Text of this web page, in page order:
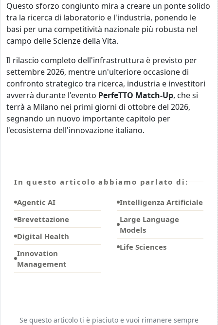
Questo sforzo congiunto mira a creare un ponte solido
tra la ricerca di laboratorio e l'industria, ponendo le
basi per una competitività nazionale più robusta nel
campo delle Scienze della Vita.
Il rilascio completo dell'infrastruttura è previsto per
settembre 2026, mentre un'ulteriore occasione di
confronto strategico tra ricerca, industria e investitori
avverrà durante l'evento PerfeTTO Match-Up, che si
terrà a Milano nei primi giorni di ottobre del 2026,
segnando un nuovo importante capitolo per
l'ecosistema dell'innovazione italiano.
In questo articolo abbiamo parlato di:
Agentic AI
Brevettazione
Digital Health
Innovation
Management
Intelligenza Artificiale
Large Language
Models
Life Sciences
Se questo articolo ti è piaciuto e vuoi rimanere sempre